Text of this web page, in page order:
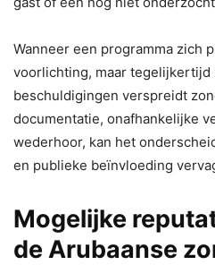
Wanneer een programma zich
voorlichting, maar
beschuldigingen verspreidt
documentatie, onafhankelijke
wederhoor, kan het
en publieke beïnvloeding
Mogelijke
de Arubaanse